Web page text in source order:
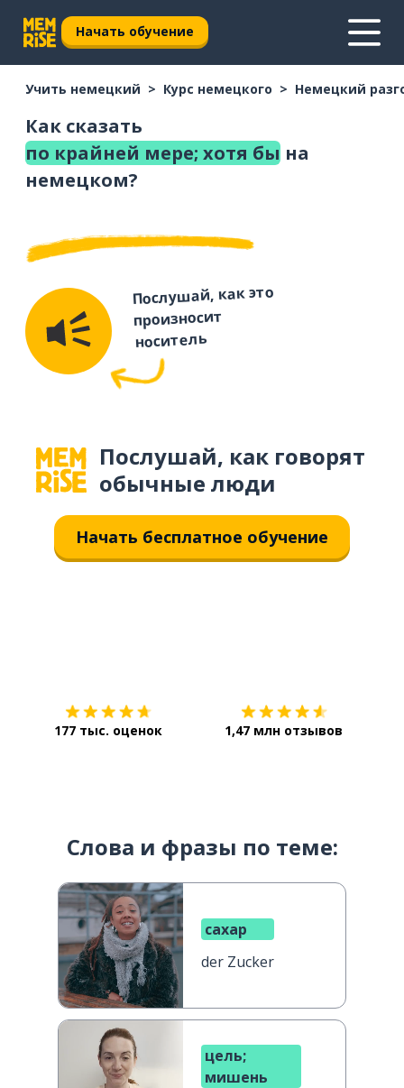
Начать обучение
Учить немецкий Курс немецкого Немецкий
Как сказать
по крайней мере; хотя бы на
немецком?
Послушай, как это
произносит
носитель
Послушай, как говорят
обычные люди
Начать бесплатное обучение
177 тыс. оценок 1,47 млн отзывов
Слова и фразы по теме:
сахар
der Zucker
цель;
мишень